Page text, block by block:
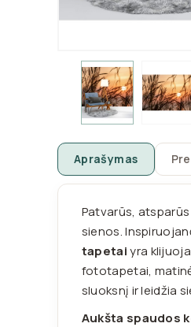
Aprašymas
Patvarūs,
sienos.
tapetaiyra
fototapetai,
sluoksnį ir leidžia
Aukšta spaudos